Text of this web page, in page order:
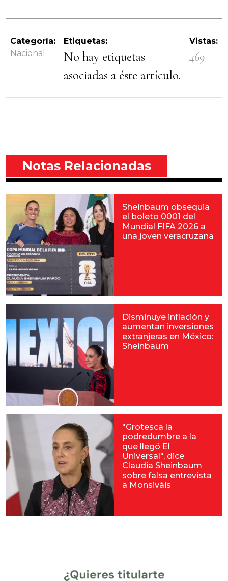
Categoría:
Nacional
Etiquetas:
No hay etiquetas
asociadas a éste artículo.
Vistas:
469
Notas Relacionadas
Sheinbaum obsequia
el boleto 0001 del
Mundial FIFA 2026 a
una joven veracruzana
Disminuye inflación y
aumentan inversiones
extranjeras en México:
Sheinbaum
"Grotesca la
podredumbre a la
que llegó El
Universal", dice
Claudia Sheinbaum
sobre falsa entrevista
a Monsiváis